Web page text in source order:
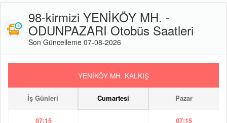
98-kirmizi YENİKÖY MH. -
ODUNPAZARI Otobüs Saatleri
Son Güncelleme 07-08-2026
YENİKÖY MH. KALKIŞ
İş Günleri Cumartesi Pazar
07:15 07:15